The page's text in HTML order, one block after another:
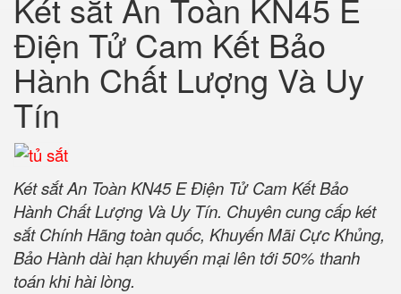
Két sắt An Toàn KN45 E
Điện Tử Cam Kết Bảo
Hành Chất Lượng Và Uy
Tín
Két sắt An Toàn KN45 E Điện Tử Cam Kết Bảo
Hành Chất Lượng Và Uy Tín. Chuyên cung cấp két
sắt Chính Hãng toàn quốc, Khuyến Mãi Cực Khủng,
Bảo Hành dài hạn khuyến mại lên tới 50% thanh
toán khi hài lòng.